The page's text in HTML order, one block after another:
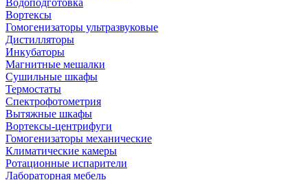
Водоподготовка
Вортексы
Гомогенизаторы ультразвуковые
Дистилляторы
Инкубаторы
Магнитные мешалки
Сушильные шкафы
Термостаты
Спектрофотометрия
Вытяжные шкафы
Вортексы-центрифуги
Гомогенизаторы механические
Климатические камеры
Ротационные испарители
Лабораторная мебель